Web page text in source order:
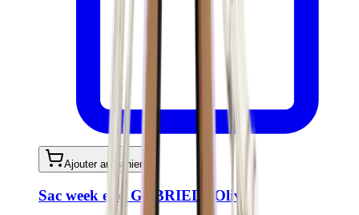
Ajouter au panier
Sac week end GABRIEL - Olive